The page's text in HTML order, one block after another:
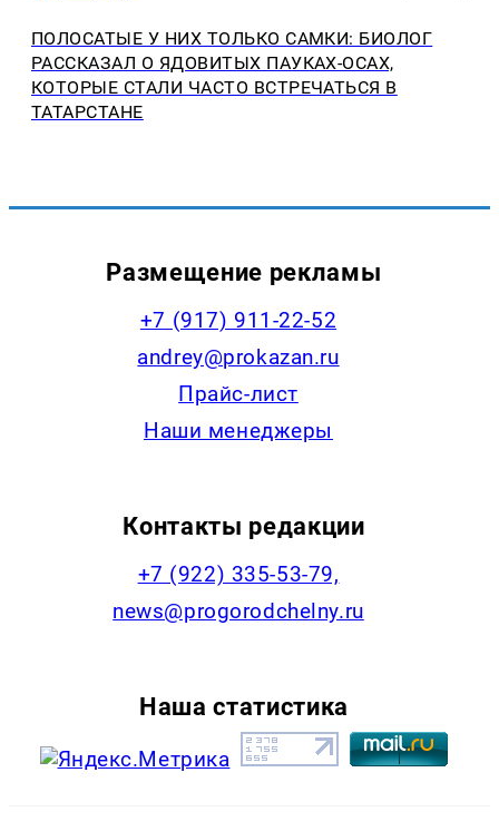
ПОЛОСАТЫЕ У НИХ ТОЛЬКО САМКИ: БИОЛОГ
РАССКАЗАЛ О ЯДОВИТЫХ ПАУКАХ-ОСАХ,
КОТОРЫЕ СТАЛИ ЧАСТО ВСТРЕЧАТЬСЯ В
ТАТАРСТАНЕ
Размещение рекламы
+7 (917) 911-22-52
andrey@prokazan.ru
Прайс-лист
Наши менеджеры
Контакты редакции
+7 (922) 335-53-79,
news@progorodchelny.ru
Наша статистика